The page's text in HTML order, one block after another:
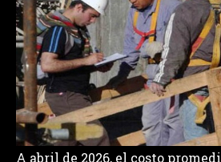
A abril de 2026, el costo